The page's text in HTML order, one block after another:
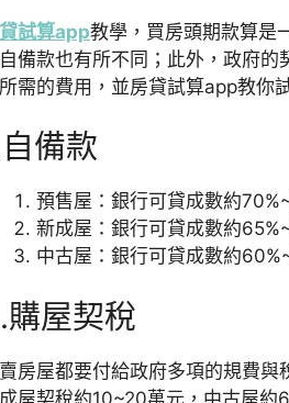
試算app教學， 買房頭期款算是
備款也有所不同；此外，政府
需的費用，並房貸試算app教你
備款
預售屋：銀行可貸成數約
新成屋：銀行可貸成數約
中古屋：銀行可貸成數約
購屋契稅
房屋都要付給政府多項的規費
屋契稅約10~20萬元，中古屋